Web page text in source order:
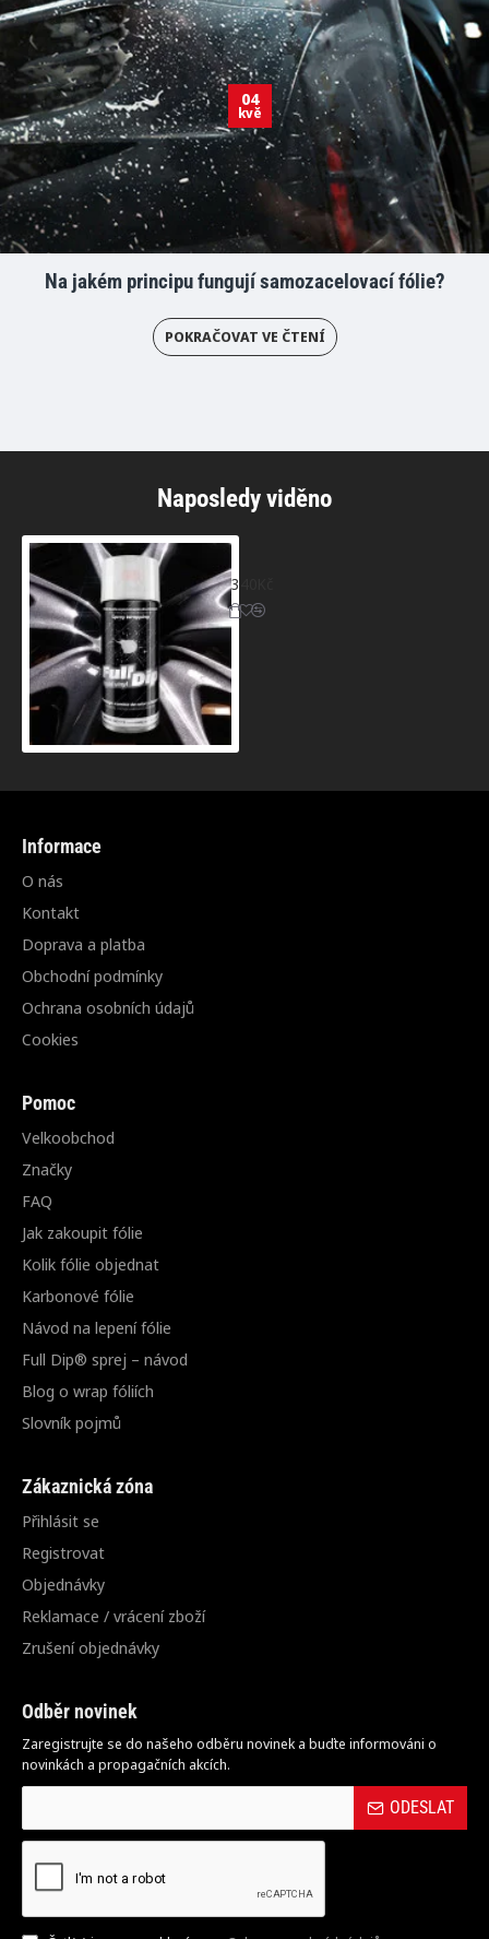
04
kvě
Na jakém principu fungují samozacelovací fólie?
POKRAČOVAT VE ČTENÍ
Naposledy viděno
340Kč
Informace
O nás
Kontakt
Doprava a platba
Obchodní podmínky
Ochrana osobních údajů
Cookies
Pomoc
Velkoobchod
Značky
FAQ
Jak zakoupit fólie
Kolik fólie objednat
Karbonové fólie
Návod na lepení fólie
Full Dip® sprej – návod
Blog o wrap fóliích
Slovník pojmů
Zákaznická zóna
Přihlásit se
Registrovat
Objednávky
Reklamace / vrácení zboží
Zrušení objednávky
Odběr novinek
Zaregistrujte se do našeho odběru novinek a buďte informováni o
novinkách a propagačních akcích.
ODESLAT